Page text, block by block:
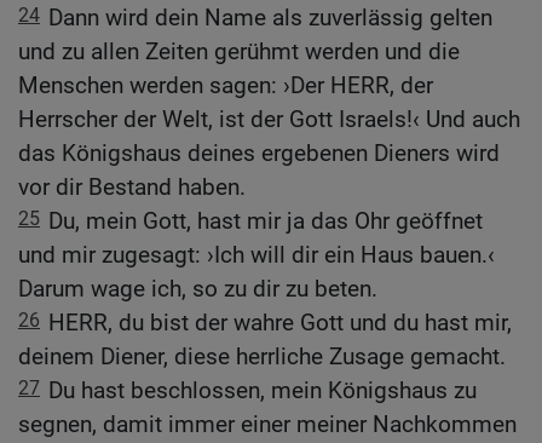
24 Dann wird dein Name als zuverlässig gelten
und zu allen Zeiten gerühmt werden und die
Menschen werden sagen: ›Der HERR, der
Herrscher der Welt, ist der Gott Israels!‹ Und auch
das Königshaus deines ergebenen Dieners wird
vor dir Bestand haben.
25 Du, mein Gott, hast mir ja das Ohr geöffnet
und mir zugesagt: ›Ich will dir ein Haus bauen.‹
Darum wage ich, so zu dir zu beten.
26 HERR, du bist der wahre Gott und du hast mir,
deinem Diener, diese herrliche Zusage gemacht.
27 Du hast beschlossen, mein Königshaus zu
segnen, damit immer einer meiner Nachkommen